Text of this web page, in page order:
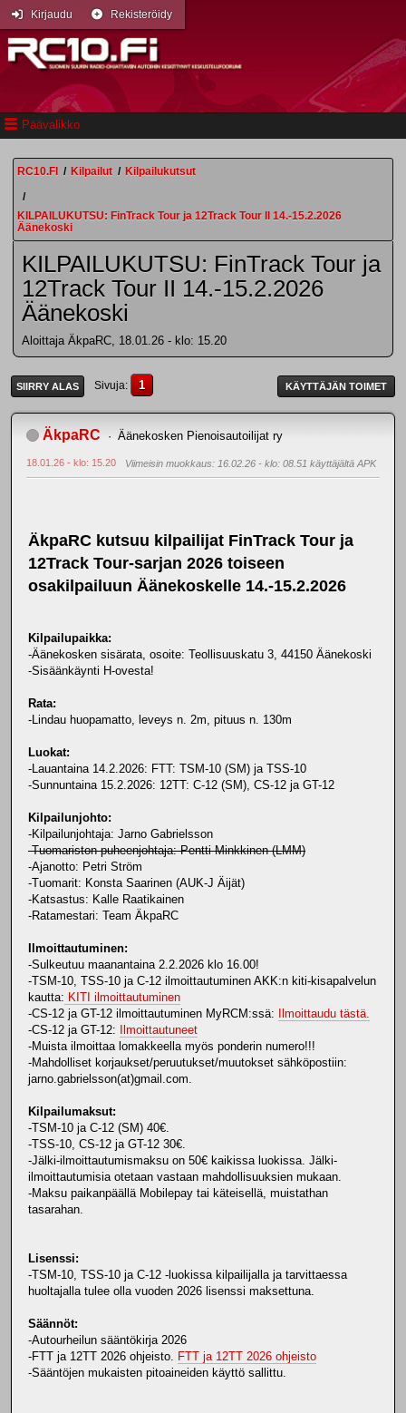
Päävalikko
Kirjaudu Rekisteröidy
RC10.FI / Kilpailut / Kilpailukutsut
/
KILPAILUKUTSU: FinTrack Tour ja 12Track Tour II 14.-15.2.2026
Äänekoski
KILPAILUKUTSU: FinTrack Tour ja
12Track Tour II 14.-15.2.2026
Äänekoski
Aloittaja ÄkpaRC, 18.01.26 - klo: 15.20
SIIRRY ALAS Sivuja 1 KÄYTTÄJÄN TOIMET
ÄkpaRC Äänekosken Pienoisautoilijat ry
18.01.26 - klo: 15.20 Viimeisin muokkaus: 16.02.26 - klo: 08.51 käyttäjältä APK
ÄkpaRC kutsuu kilpailijat FinTrack Tour ja
12Track Tour-sarjan 2026 toiseen
osakilpailuun Äänekoskelle 14.-15.2.2026
Kilpailupaikka:
-Äänekosken sisärata, osoite: Teollisuuskatu 3, 44150 Äänekoski
-Sisäänkäynti H-ovesta!
Rata:
-Lindau huopamatto, leveys n. 2m, pituus n. 130m
Luokat:
-Lauantaina 14.2.2026: FTT: TSM-10 (SM) ja TSS-10
-Sunnuntaina 15.2.2026: 12TT: C-12 (SM), CS-12 ja GT-12
Kilpailunjohto:
-Kilpailunjohtaja: Jarno Gabrielsson
-Tuomariston puheenjohtaja: Pentti Minkkinen (LMM)
-Ajanotto: Petri Ström
-Tuomarit: Konsta Saarinen (AUK-J Äijät)
-Katsastus: Kalle Raatikainen
-Ratamestari: Team ÄkpaRC
Ilmoittautuminen:
-Sulkeutuu maanantaina 2.2.2026 klo 16.00!
-TSM-10, TSS-10 ja C-12 ilmoittautuminen AKK:n kiti-kisapalvelun
kautta: KITI ilmoittautuminen
-CS-12 ja GT-12 ilmoittautuminen MyRCM:ssä:
Ilmoittaudu tästä.
-CS-12 ja GT-12:
Ilmoittautuneet
-Muista ilmoittaa lomakkeella myös ponderin numero!!!
-Mahdolliset korjaukset/peruutukset/muutokset sähköpostiin:
jarno.gabrielsson(at)gmail.com.
Kilpailumaksut:
-TSM-10 ja C-12 (SM) 40€.
-TSS-10, CS-12 ja GT-12 30€.
-Jälki-ilmoittautumismaksu on 50€ kaikissa luokissa. Jälki-
ilmoittautumisia otetaan vastaan mahdollisuuksien mukaan.
-Maksu paikanpäällä Mobilepay tai käteisellä, muistathan
tasarahan.
Lisenssi:
-TSM-10, TSS-10 ja C-12 -luokissa kilpailijalla ja tarvittaessa
huoltajalla tulee olla vuoden 2026 lisenssi maksettuna.
Säännöt:
-Autourheilun sääntökirja 2026
-FTT ja 12TT 2026 ohjeisto.
FTT ja 12TT 2026 ohjeisto
-Sääntöjen mukaisten pitoaineiden käyttö sallittu.